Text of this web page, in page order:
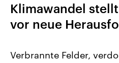
Klimawandel
vor neue
Verbrannte Felder,